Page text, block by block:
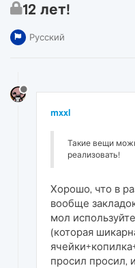
12 лет!
Русский
mxxl
Такие вещи
реализовать!
Хорошо, что в
вообще
мол
(которая
просил просил,